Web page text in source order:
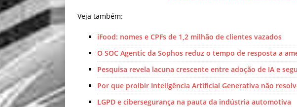
Veja também:
iFood: nomes e CPFs de 1,2 milhão de clientes vazados
O SOC Agentic da Sophos reduz o tempo de resposta a
Pesquisa revela lacuna crescente entre adoção de IA e
Por que proibir Inteligência Artificial Generativa não
LGPD e cibersegurança na pauta da indústria automotiva